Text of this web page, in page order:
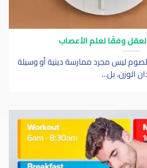
وفقًا لعلم الأعصاب
ليس مجرد ممارسة دينية أو وسيلة
الوزن، بل...